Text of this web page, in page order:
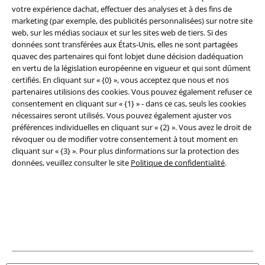
votre expérience dachat, effectuer des analyses et à des fins de
marketing (par exemple, des publicités personnalisées) sur notre site
web, sur les médias sociaux et sur les sites web de tiers. Si des
données sont transférées aux États-Unis, elles ne sont partagées
quavec des partenaires qui font lobjet dune décision dadéquation
en vertu de la législation européenne en vigueur et qui sont dûment
certifiés. En cliquant sur « {0} », vous acceptez que nous et nos
partenaires utilisions des cookies. Vous pouvez également refuser ce
consentement en cliquant sur « {1} » - dans ce cas, seuls les cookies
nécessaires seront utilisés. Vous pouvez également ajuster vos
préférences individuelles en cliquant sur « {2} ». Vous avez le droit de
révoquer ou de modifier votre consentement à tout moment en
cliquant sur « {3} ». Pour plus dinformations sur la protection des
données, veuillez consulter le site Politique de confidentialité.
Sécurité